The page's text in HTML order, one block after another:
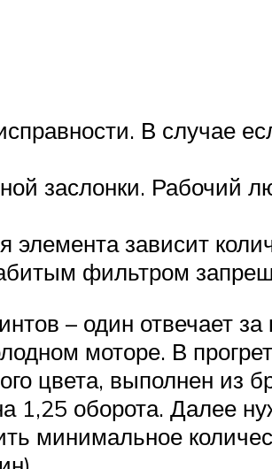
В случае
заслонки. Рабочий
зависит
фильтром
– один отвечает за
моторе. В
цвета, выполнен из
1,25 оборота. Далее
минимальное